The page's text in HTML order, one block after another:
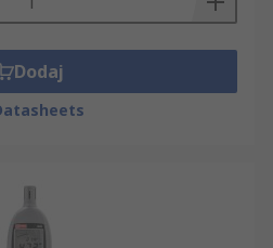
Dodaj